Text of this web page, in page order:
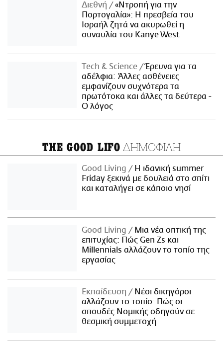
Διεθνή
«Ντροπή για την
Πορτογαλία»: Η πρεσβεία του
Ισραήλ ζητά να ακυρωθεί η
συναυλία του Kanye West
Τech & Science
Έρευνα για τα
αδέλφια: Άλλες ασθένειες
εμφανίζουν συχνότερα τα
πρωτότοκα και άλλες τα δεύτερα -
Ο λόγος
THE GOOD LIFO ΔΗΜΟΦΙΛΗ
Good Living
Η ιδανική summer
Friday ξεκινά με δουλειά στο σπίτι
και καταλήγει σε κάποιο νησί
Good Living
Μια νέα οπτική της
επιτυχίας: Πώς Gen Zs και
Millennials αλλάζουν το τοπίο της
εργασίας
Εκπαίδευση
Νέοι δικηγόροι
αλλάζουν το τοπίο: Πώς οι
σπουδές Νομικής οδηγούν σε
θεσμική συμμετοχή